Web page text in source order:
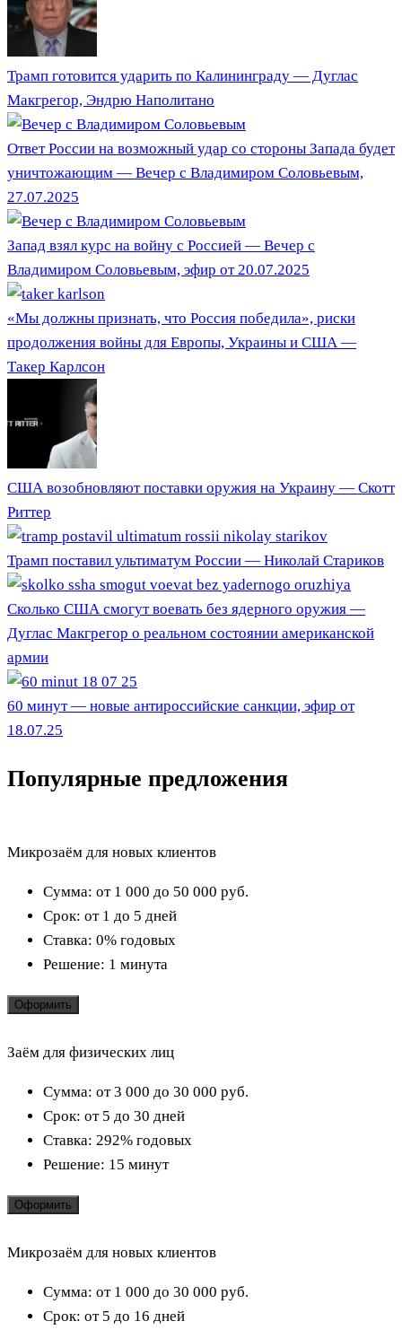
Трамп готовится ударить по Калининграду — Дуглас
Макгрегор, Эндрю Наполитано
Ответ России на возможный удар со стороны Запада будет
уничтожающим — Вечер с Владимиром Соловьевым,
27.07.2025
Запад взял курс на войну с Россией — Вечер с
Владимиром Соловьевым, эфир от 20.07.2025
«Мы должны признать, что Россия победила», риски
продолжения войны для Европы, Украины и США —
Такер Карлсон
США возобновляют поставки оружия на Украину — Скотт
Риттер
Трамп поставил ультиматум России — Николай Стариков
Сколько США смогут воевать без ядерного оружия —
Дуглас Макгрегор о реальном состоянии американской
армии
60 минут — новые антироссийские санкции, эфир от
18.07.25
Популярные предложения
Микрозаём для новых клиентов
Сумма: от 1 000 до 50 000 руб.
Срок: от 1 до 5 дней
Ставка: 0% годовых
Решение: 1 минута
Оформить
Заём для физических лиц
Сумма: от 3 000 до 30 000 руб.
Срок: от 5 до 30 дней
Ставка: 292% годовых
Решение: 15 минут
Оформить
Микрозаём для новых клиентов
Сумма: от 1 000 до 30 000 руб.
Срок: от 5 до 16 дней